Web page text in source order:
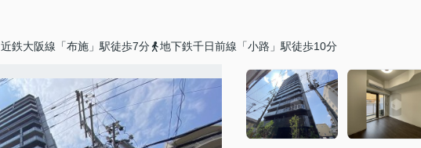
近鉄大阪線「布施」駅徒歩7分 地下鉄千日前線「小路」駅徒歩10分